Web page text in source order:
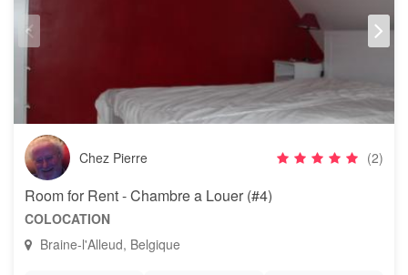
Chez Pierre (2)
Room for Rent - Chambre a Louer (#4)
COLOCATION
Braine-l'Alleud, Belgique